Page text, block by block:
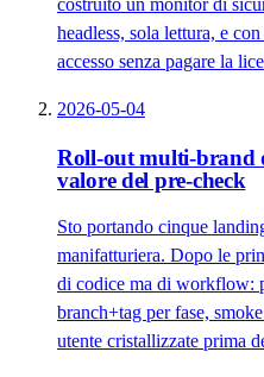
headless, sola lettura, e
accesso senza pagare la
2026-05-04
Roll-out multi-brand
valore del pre-check
Sto portando cinque
manifatturiera. Dopo le
di codice ma di workflow:
branch+tag per fase,
utente cristallizzate prima